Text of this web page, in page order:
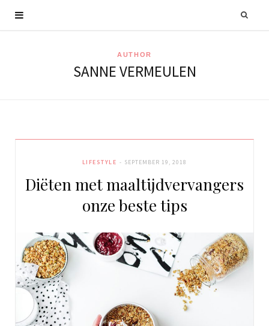
AUTHOR
SANNE VERMEULEN
LIFESTYLE SEPTEMBER 19, 2018
Diëten met maaltijdvervangers
onze beste tips